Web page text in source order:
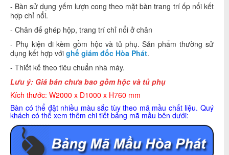
- Bàn sử dụng yếm lượn cong theo mặt bàn trang trí ốp nổi kết
hợp chỉ nổi.
- Chân đế ghép hộp, trang trí chỉ nổi ở chân
- Phụ kiện đi kèm gồm hộc và tủ phụ. Sản phẩm thường sử
dụng kết hợp với ghế giám đốc Hòa Phát.
- Thiết kế theo tiêu chuẩn nhà máy.
Lưu ý: Giá bán chưa bao gồm hộc và tủ phụ
Kích thước: W2000 x D1000 x H760 mm
Bàn có thể đặt nhiều màu sắc tùy theo mã mầu chất liệu. Quý
khách có thể xem thêm chi tiết bảng mã mầu bên dưới: